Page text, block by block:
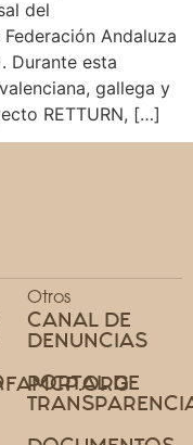
del
Andaluza
Durante esta
gallega y
RETTURN, […]
Otros
CANAL DE
DENUNCIAS
PORTAL DE